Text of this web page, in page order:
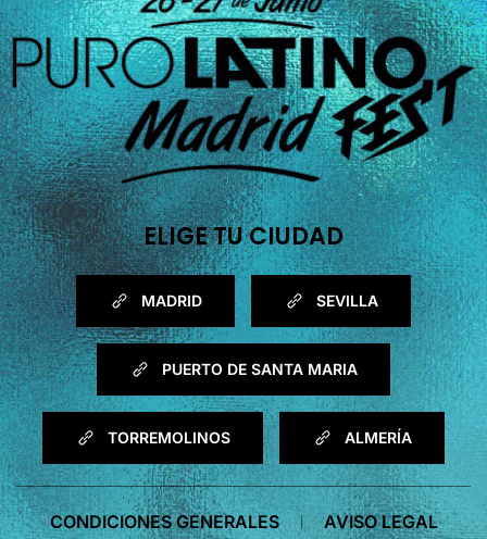
ELIGE TU CIUDAD
MADRID SEVILLA
PUERTO DE SANTA MARIA
TORREMOLINOS ALMERÍA
CONDICIONES GENERALES AVISO LEGAL